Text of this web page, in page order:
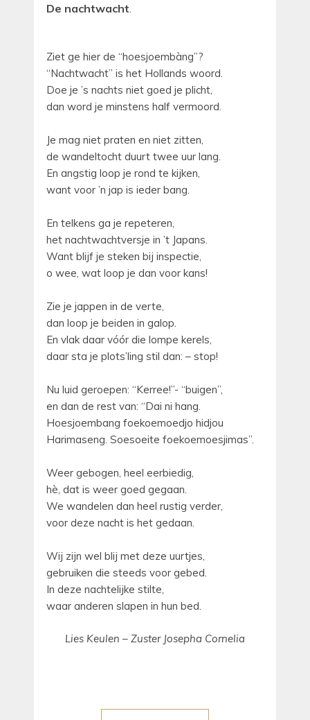
De nachtwacht
Ziet ge hier de “hoesjoembàng”?
“Nachtwacht” is het Hollands woord.
Doe je ’s nachts niet goed je plicht,
dan word je minstens half vermoord.
Je mag niet praten en niet zitten,
de wandeltocht duurt twee uur lang.
En angstig loop je rond te kijken,
want voor ’n jap is ieder bang.
En telkens ga je repeteren,
het nachtwachtversje in ’t Japans.
Want blijf je steken bij inspectie,
o wee, wat loop je dan voor kans!
Zie je jappen in de verte,
dan loop je beiden in galop.
En vlak daar vóór die lompe kerels,
daar sta je plots’ling stil dan: – stop!
Nu luid geroepen: “Kerree!”- “buigen”,
en dan de rest van: “Dai ni hang.
Hoesjoembang foekoemoedjo hidjou
Harimaseng. Soesoeite foekoemoesjimas”.
Weer gebogen, heel eerbiedig,
hè, dat is weer goed gegaan.
We wandelen dan heel rustig verder,
voor deze nacht is het gedaan.
Wij zijn wel blij met deze uurtjes,
gebruiken die steeds voor gebed.
In deze nachtelijke stilte,
waar anderen slapen in hun bed.
Lies Keulen – Zuster Josepha Cornelia